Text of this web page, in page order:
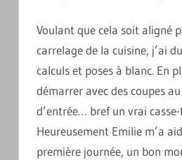
Voulant que cela soit aligné
carrelage de la cuisine, j’ai
calculs et poses à blanc. En
démarrer avec des coupes
d’entrée… bref un vrai
Heureusement Emilie m’a
première journée, un bon